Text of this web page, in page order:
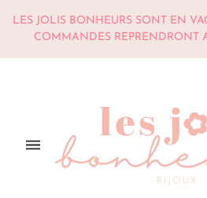
LES JOLIS BONHEURS SONT EN
COMMANDES REPRENDRONT